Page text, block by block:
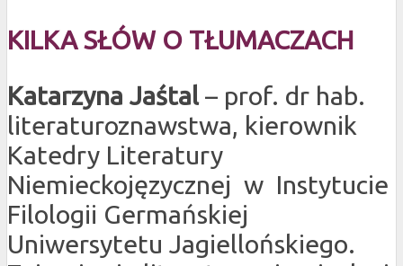
KILKA SŁÓW O TŁUMACZACH
Katarzyna Jaśtal– prof. dr hab.
literaturoznawstwa, kierownik
Katedry Literatury
Niemieckojęzycznej w Instytucie
Filologii Germańskiej
Uniwersytetu Jagiellońskiego.